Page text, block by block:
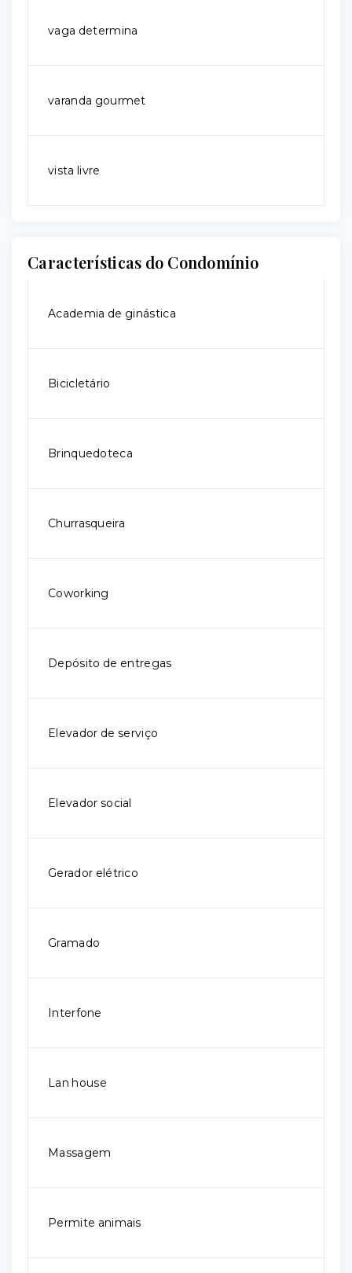
vaga determina
varanda gourmet
vista livre
Características do Condomínio
Academia de ginástica
Bicicletário
Brinquedoteca
Churrasqueira
Coworking
Depósito de entregas
Elevador de serviço
Elevador social
Gerador elétrico
Gramado
Interfone
Lan house
Massagem
Permite animais